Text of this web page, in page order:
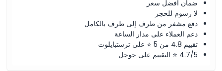
ضمان أفضل سعر
لا رسوم للحجز
دفع مشفر من طرف إلى طرف بالكامل
دعم العملاء على مدار الساعة
تقييم 4.8 من 5 ⭐ على ترستبايلوت
4.7/5 ⭐ التقييم على جوجل